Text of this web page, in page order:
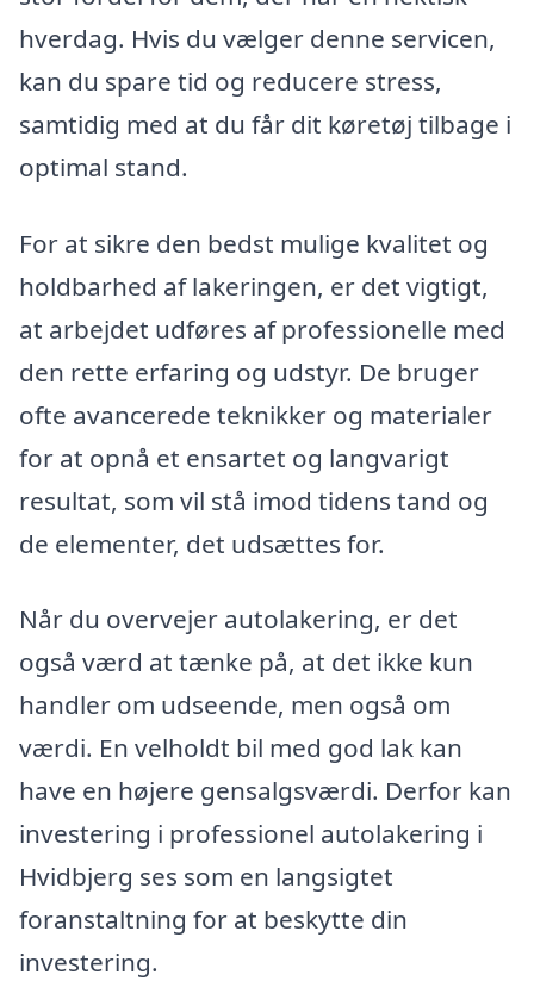
hverdag. Hvis du vælger denne servicen,
kan du spare tid og reducere stress,
samtidig med at du får dit køretøj tilbage i
optimal stand.
For at sikre den bedst mulige kvalitet og
holdbarhed af lakeringen, er det vigtigt,
at arbejdet udføres af professionelle med
den rette erfaring og udstyr. De bruger
ofte avancerede teknikker og materialer
for at opnå et ensartet og langvarigt
resultat, som vil stå imod tidens tand og
de elementer, det udsættes for.
Når du overvejer autolakering, er det
også værd at tænke på, at det ikke kun
handler om udseende, men også om
værdi. En velholdt bil med god lak kan
have en højere gensalgsværdi. Derfor kan
investering i professionel autolakering i
Hvidbjerg ses som en langsigtet
foranstaltning for at beskytte din
investering.